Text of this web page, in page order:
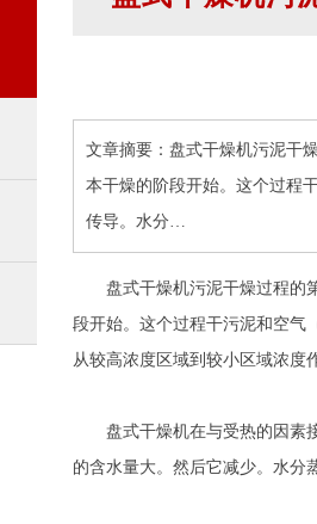
文章摘要：盘式干燥机污泥干
本干燥的阶段开始。这个过程
传导。水分…
盘式干燥机污泥干燥过程的第
段开始。这个过程干污泥和空气
从较高浓度区域到较小区域浓度
盘式干燥机在与受热的因素接
的含水量大。然后它减少。水分